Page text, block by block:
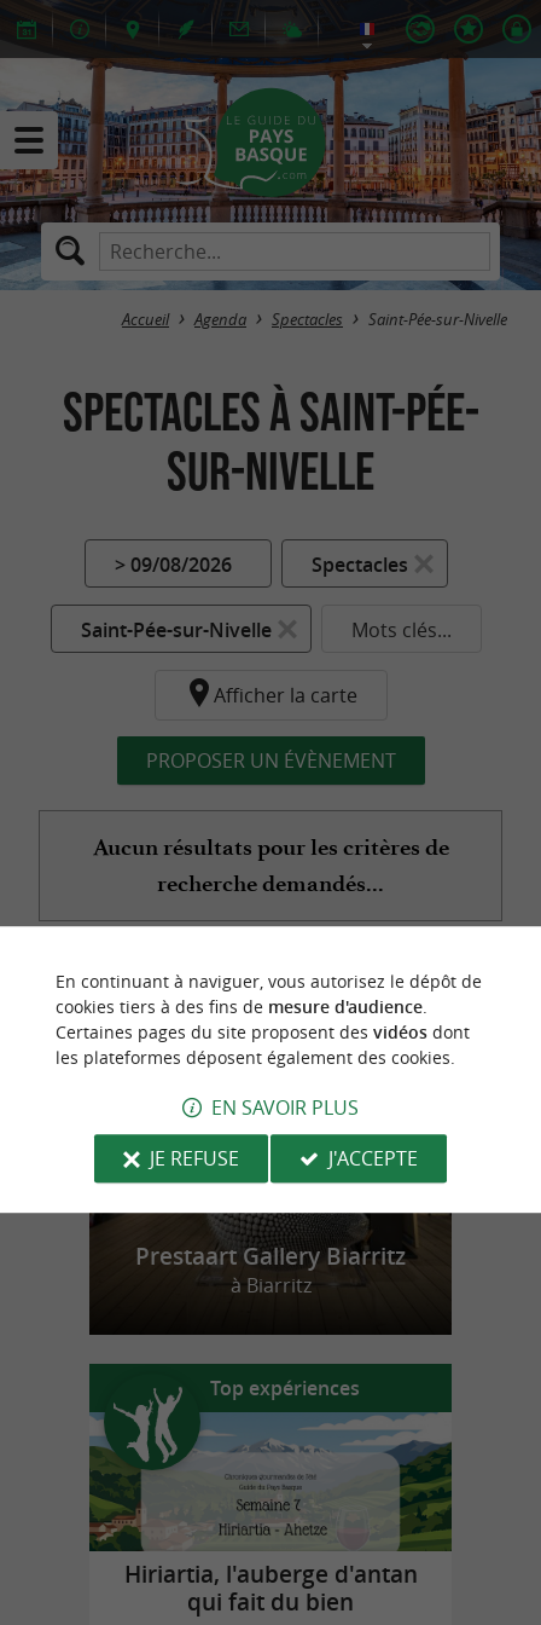
Accueil Agenda Spectacles Saint-Pée-sur-Nivelle
Spectacles à Saint-Pée-
sur-Nivelle
> 09/08/2026 Spectacles
Saint-Pée-sur-Nivelle Mots clés...
Afficher la carte
PROPOSER UN ÉVÈNEMENT
Aucun résultats pour les critères de
recherche demandés...
n
o
t
r
e
c
o
u
p
d
e
c
o
e
u
r
Prestaart Gallery Biarritz
à Biarritz
Top expériences
Hiriartia, l'auberge d'antan
qui fait du bien
En continuant à naviguer, vous autorisez le dépôt de
cookies tiers à des fins de mesure d'audience.
Certaines pages du site proposent des vidéosdont
les plateformes déposent également des cookies.
EN SAVOIR PLUS
JE REFUSE
J'ACCEPTE